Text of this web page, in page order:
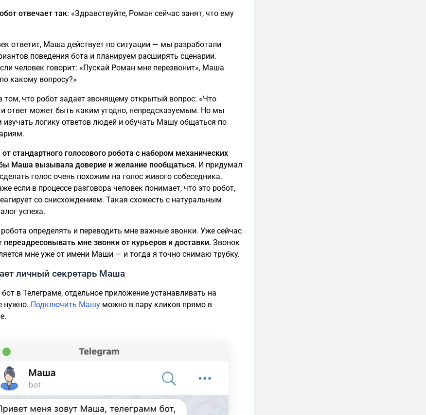
отвечает так: «Здравствуйте, Роман сейчас занят, что ему
ответит, Маша действует по ситуации — мы разработали
поведения бота и планируем расширять сценарии.
человек говорит: «Пускай Роман мне перезвонит», Маша
какому вопросу?»
том, что робот задает звонящему открытый вопрос: «Что
и ответ может быть каким угодно, непредсказуемым. Но мы
логику ответов людей и обучать Машу общаться по
от стандартного голосового робота с набором механических
Маша вызывала доверие и желание пообщаться. И придумал
голос очень похожим на голос живого собеседника.
если в процессе разговора человек понимает, что это робот,
со снисхождением. Такая схожесть с натуральным
успеха.
определять и переводить мне важные звонки. Уже сейчас
мне звонки от курьеров и доставки. Звонок
мне уже от имени Маши — и тогда я точно снимаю трубку.
личный секретарь Маша
в Телеграме, отдельное приложение устанавливать на
нужно. Подключить Машу можно в пару кликов прямо в